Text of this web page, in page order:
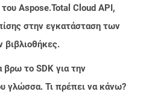
Aspose.Total Cloud API,
στην εγκατάσταση των
βιβλιοθήκες.
το SDK για την
γλώσσα. Τι πρέπει να κάνω?